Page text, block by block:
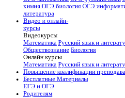
химия ОГЭ биология ОГЭ
литература
Видео и онлайн-
курсы
Видеокурсы
Математика Русский язык и
Обществознание Биология
Онлайн курсы
Математика Русский язык и
Повышение квалификации
Бесплатные Материалы
ЕГЭ и ОГЭ
Родителям